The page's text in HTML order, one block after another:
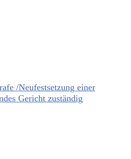
/Neufestsetzung einer
Gericht zuständig